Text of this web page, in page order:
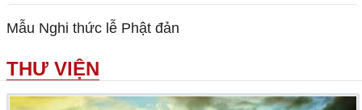
Mẫu Nghi thức lễ Phật đản
THƯ VIỆN